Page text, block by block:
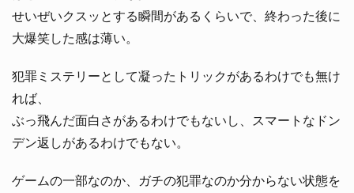
せいぜいクスッとする瞬間があるくらいで、終わった後に
大爆笑した感は薄い。
犯罪ミステリーとして凝ったトリックがあるわけでも無け
れば、
ぶっ飛んだ面白さがあるわけでもないし、スマートなドン
デン返しがあるわけでもない。
ゲームの一部なのか、ガチの犯罪なのか分からない状態を